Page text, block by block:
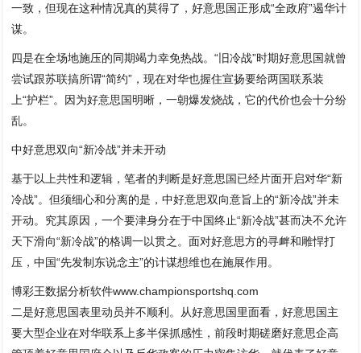
一致，但现在这种情况真的莫得了，好意思国正形成“全政府”遏华计
谋。
四是在全场地施压的同期竭力幸免热战。“旧冷战”时期好意思国就曾
尝试跟苏联搞所谓“简约”，现在对华也握住宣扬要给两国联系装
上“护栏”。因为好意思国明晰，一朝爆发烧战，它的代价也会十分纷
乱。
中好意思双向“新冷战”并未开动
基于以上共性和逻辑，笔者的判断是好意思国已经片面开启对华“新
冷战”。但须细心和分离的是，中好意思双向意旨上的“新冷战”并未
开动。究其原因，一个要津身分在于中国终止“新冷战”甚而决不允许
天下滑向“新冷战”的格调一以贯之。面对好意思方的寻衅和雕悍打
压，中国“先发制东说念主”的计谋想维也在施展作用。
博彩王数据分析软件www.championsportshq.com
二是好意思国表里动员并不顺利。从好意思国里面看，好意思国主
要大型企业在对华联系上多半保抓感性，前段时期磋磨好意思企高